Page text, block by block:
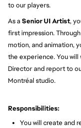
to our players.
As aSenior UI Artist,
first impression.
motion, and animation,
the experience. You
Director and report to
Montréal studio.
Responsibilities:
You will create and